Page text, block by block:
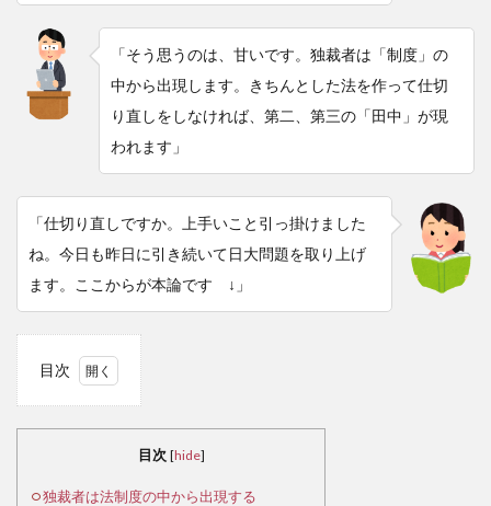
「そう思うのは、甘いです。独裁者は「制度」の
中から出現します。
きちんとした法を作って仕切
り直しをしなければ、第二、第三の「田中」が現
われます」
「仕切り直しですか。上手いこと引っ掛けました
ね。今日も昨日に引き続いて日大問題を取り上げ
ます。ここからが本論です ↓」
目次
制度
目次 [hide]
独裁者は法制度の中から出現する